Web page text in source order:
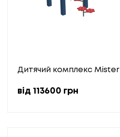
Дитячий комплекс Mister
від 113600 грн